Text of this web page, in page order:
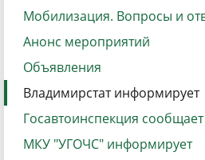
Мобилизация. Вопросы и
Анонс мероприятий
Объявления
Владимирстат информирует
Госавтоинспекция сообщает
МКУ "УГОЧС" информирует